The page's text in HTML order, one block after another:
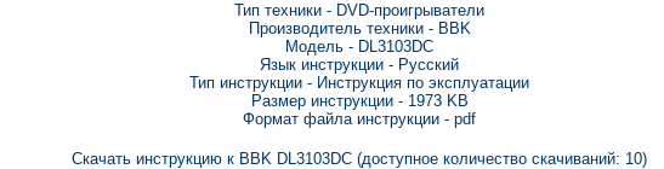
Тип техники - DVD-проигрыватели
Производитель техники - BBK
Модель - DL3103DC
Язык инструкции - Русский
Тип инструкции - Инструкция по эксплуатации
Размер инструкции - 1973 KB
Формат файла инструкции - pdf
Скачать инструкцию к BBK DL3103DC (доступное количество скачиваний: 10)